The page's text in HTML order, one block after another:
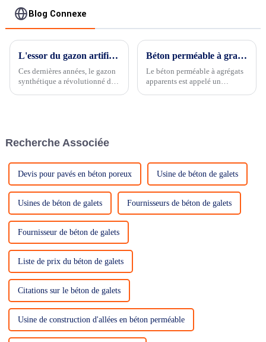
Blog Connexe
L'essor du gazon artificiel : révolutionner le jeu vert et au-delà
Ces dernières années, le gazon
synthétique a révolutionné de
entretien...
Béton perméable à granulats apparents
Le béton perméable à agrégats
apparents est appelé un
Recherche Associée
Devis pour pavés en béton poreux Usine de béton de galets
Usines de béton de galets Fournisseurs de béton de galets
Fournisseur de béton de galets
Liste de prix du béton de galets
Citations sur le béton de galets
Usine de construction d'allées en béton perméable